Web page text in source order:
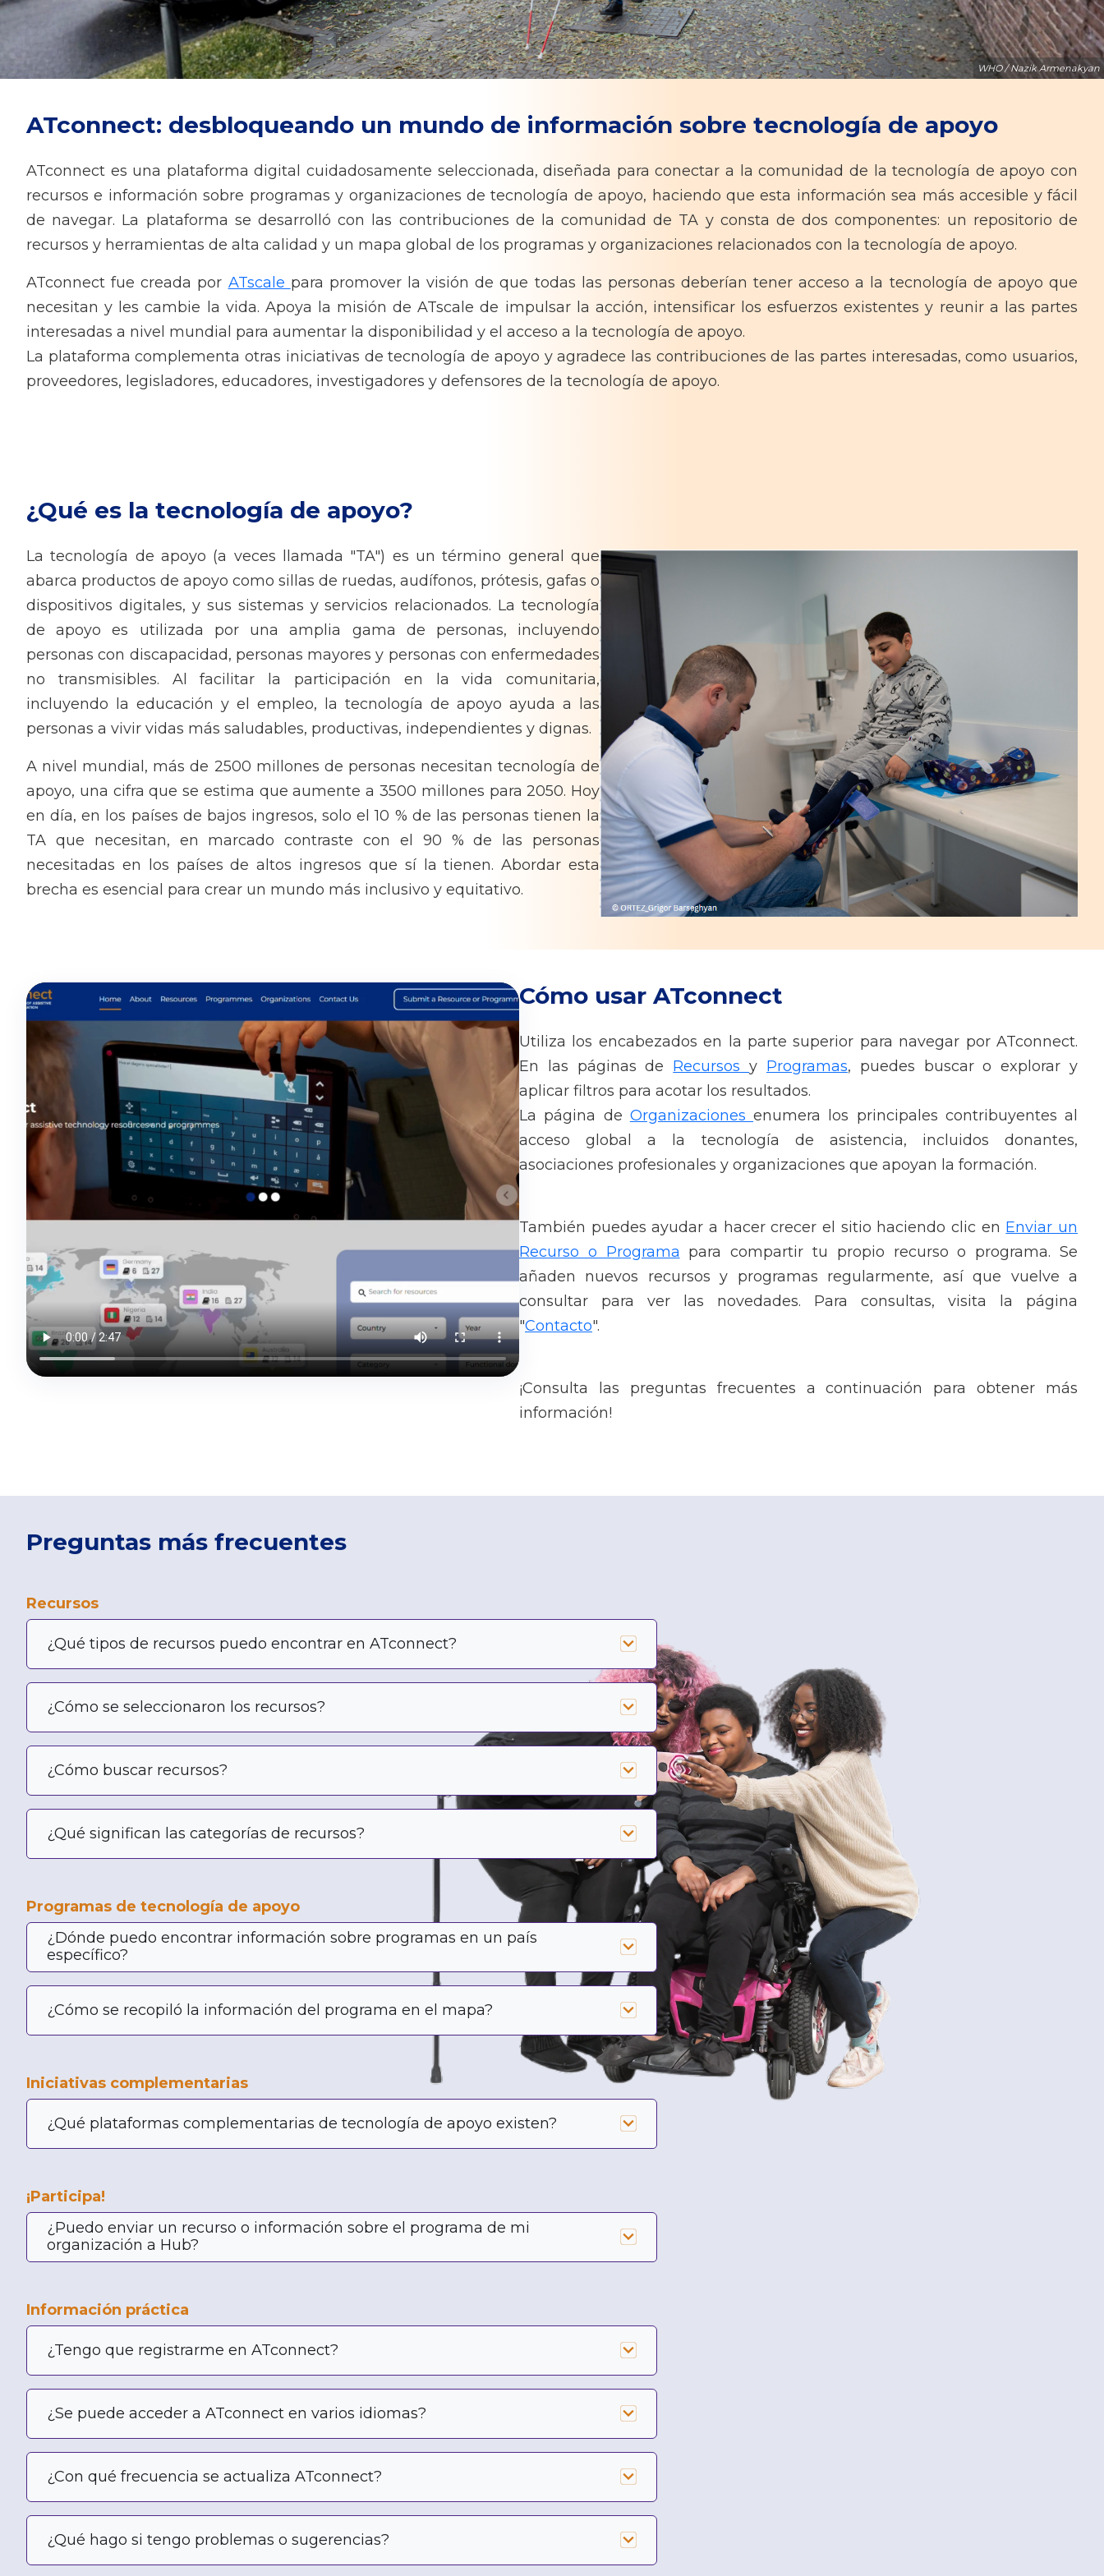
WHO / Nazik Armenakyan
ATconnect: desbloqueando un mundo de información sobre tecnología de apoyo
ATconnect es una plataforma digital cuidadosamente seleccionada, diseñada para conectar a la comunidad de la tecnología de apoyo con
recursos e información sobre programas y organizaciones de tecnología de apoyo, haciendo que esta información sea más accesible y fácil
de navegar. La plataforma se desarrolló con las contribuciones de la comunidad de TA y consta de dos componentes: un repositorio de
recursos y herramientas de alta calidad y un mapa global de los programas y organizaciones relacionados con la tecnología de apoyo.
ATconnect fue creada por ATscale para promover la visión de que todas las personas deberían tener acceso a la tecnología de apoyo que
necesitan y les cambie la vida. Apoya la misión de ATscale de impulsar la acción, intensificar los esfuerzos existentes y reunir a las partes
interesadas a nivel mundial para aumentar la disponibilidad y el acceso a la tecnología de apoyo.
La plataforma complementa otras iniciativas de tecnología de apoyo y agradece las contribuciones de las partes interesadas, como usuarios,
proveedores, legisladores, educadores, investigadores y defensores de la tecnología de apoyo.
¿Qué es la tecnología de apoyo?
La tecnología de apoyo (a veces llamada "TA") es un término general que
abarca productos de apoyo como sillas de ruedas, audífonos, prótesis, gafas o
dispositivos digitales, y sus sistemas y servicios relacionados. La tecnología
de apoyo es utilizada por una amplia gama de personas, incluyendo
personas con discapacidad, personas mayores y personas con enfermedades
no transmisibles. Al facilitar la participación en la vida comunitaria,
incluyendo la educación y el empleo, la tecnología de apoyo ayuda a las
personas a vivir vidas más saludables, productivas, independientes y dignas.
A nivel mundial, más de 2500 millones de personas necesitan tecnología de
apoyo, una cifra que se estima que aumente a 3500 millones para 2050. Hoy
en día, en los países de bajos ingresos, solo el 10 % de las personas tienen la
TA que necesitan, en marcado contraste con el 90 % de las personas
necesitadas en los países de altos ingresos que sí la tienen. Abordar esta
brecha es esencial para crear un mundo más inclusivo y equitativo.
Cómo usar ATconnect
Utiliza los encabezados en la parte superior para navegar por ATconnect.
En las páginas de Recursosy Programas, puedes buscar o explorar y
aplicar filtros para acotar los resultados.
La página de Organizaciones enumera los principales contribuyentes al
acceso global a la tecnología de asistencia, incluidos donantes,
asociaciones profesionales y organizaciones que apoyan la formación.
También puedes ayudar a hacer crecer el sitio haciendo clic en Enviar un
Recurso o Programa para compartir tu propio recurso o programa. Se
añaden nuevos recursos y programas regularmente, así que vuelve a
consultar para ver las novedades. Para consultas, visita la página
"Contacto".
¡Consulta las preguntas frecuentes a continuación para obtener más
información!
Preguntas más frecuentes
Recursos
¿Qué tipos de recursos puedo encontrar en ATconnect?
¿Cómo se seleccionaron los recursos?
¿Cómo buscar recursos?
¿Qué significan las categorías de recursos?
Programas de tecnología de apoyo
¿Dónde puedo encontrar información sobre programas en un país
específico?
¿Cómo se recopiló la información del programa en el mapa?
Iniciativas complementarias
¿Qué plataformas complementarias de tecnología de apoyo existen?
¡Participa!
¿Puedo enviar un recurso o información sobre el programa de mi
organización a Hub?
Información práctica
¿Tengo que registrarme en ATconnect?
¿Se puede acceder a ATconnect en varios idiomas?
¿Con qué frecuencia se actualiza ATconnect?
¿Qué hago si tengo problemas o sugerencias?